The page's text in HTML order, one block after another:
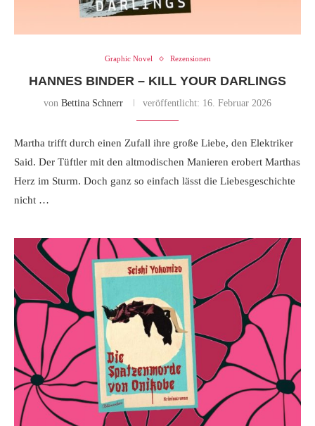
Graphic Novel Rezensionen
HANNES BINDER – KILL YOUR DARLINGS
von Bettina Schnerr veröffentlicht: 16. Februar 2026
Martha trifft durch einen Zufall ihre große Liebe, den Elektriker
Said. Der Tüftler mit den altmodischen Manieren erobert Marthas
Herz im Sturm. Doch ganz so einfach lässt die Liebesgeschichte
nicht …